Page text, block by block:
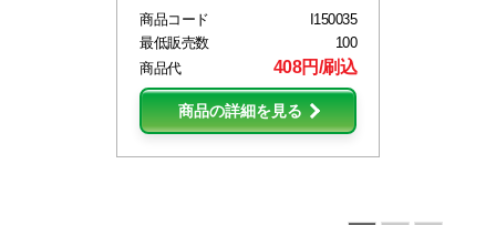
商品コード
I150035
最低販売数
100
商品代
408円/刷込
商品の詳細を見る